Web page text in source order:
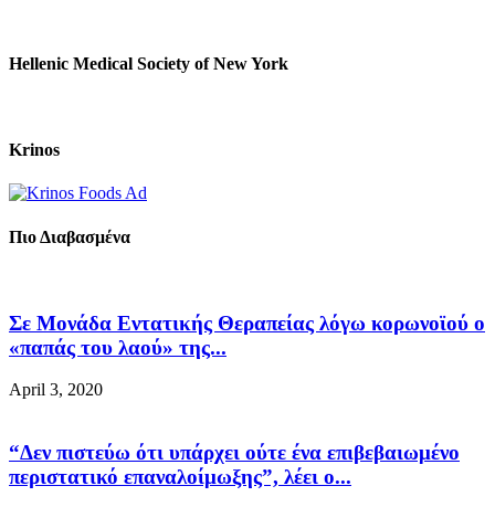
Hellenic Medical Society of New York
Krinos
Πιο Διαβασμένα
Σε Μονάδα Εντατικής Θεραπείας λόγω κορωνοϊού ο
«παπάς του λαού» της...
April 3, 2020
“Δεν πιστεύω ότι υπάρχει ούτε ένα επιβεβαιωμένο
περιστατικό επαναλοίμωξης”, λέει ο...